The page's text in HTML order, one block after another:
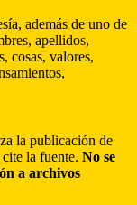
además de uno de
apellidos,
cosas, valores,
la publicación de
la fuente. No se
a archivos